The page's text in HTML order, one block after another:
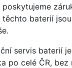
těchto baterií
servis baterií
po celé ČR, bez